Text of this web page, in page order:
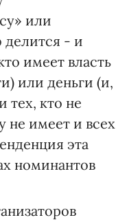
или
делится - и
имеет власть
или деньги (и,
тех, кто не
не имеет и всех
эта
номинантов